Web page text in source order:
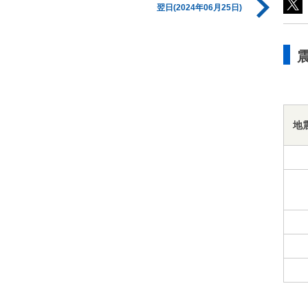
翌日(2024年06月25日)
地